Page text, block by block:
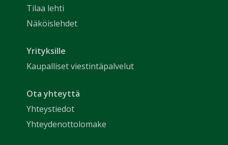
Tilaa lehti
Näköislehdet
Yrityksille
Kaupalliset viestintäpalvelut
Ota yhteyttä
Yhteystiedot
Yhteydenottolomake